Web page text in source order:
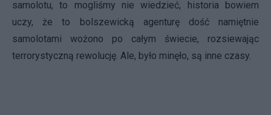
samolotu, to mogliśmy nie wiedzieć, historia bowiem
uczy, że to bolszewicką agenturę dość namiętnie
samolotami wożono po całym świecie, rozsiewając
terrorystyczną rewolucję. Ale, było minęło, są inne czasy.